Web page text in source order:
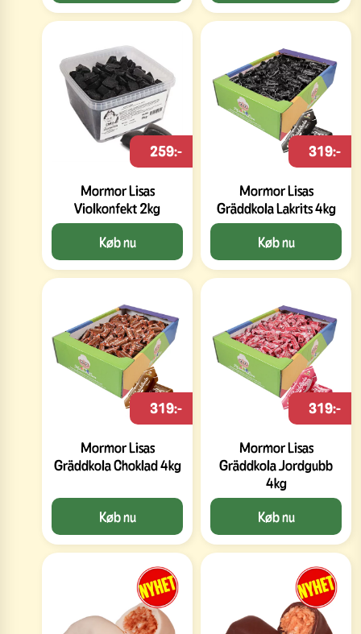
Mormor Lisas
Violkonfekt 2kg
259:-
Køb nu
Mormor Lisas
Gräddkola Lakrits 4kg
319:-
Køb nu
Mormor Lisas
Gräddkola Choklad 4kg
319:-
Køb nu
Mormor Lisas
Gräddkola Jordgubb
4kg
319:-
Køb nu